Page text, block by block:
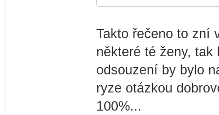
Takto řečeno to zní
některé té ženy,
odsouzení by bylo
ryze otázkou
100%...